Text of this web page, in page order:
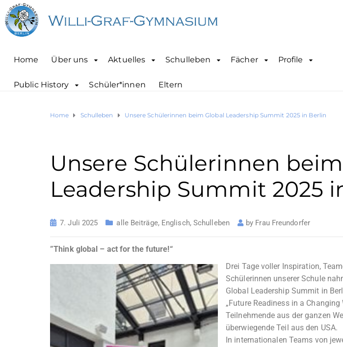
Home Über uns Aktuelles Schulleben Fächer Profile
Public History Schüler*innen Eltern
Home Schulleben Unsere Schülerinnen beim Global Leadership Summit 2025 in Berlin
Unsere Schülerinnen
Leadership Summit 2025
7. Juli 2025 alle Beiträge, Englisch, Schulleben by Frau Freundorfer
”Think global – act for the future!“
Drei Tage voller Inspiration,
Schülerinnen unserer Schule
Global Leadership Summit in
„Future Readiness in a
Teilnehmende aus der ganzen
überwiegende Teil aus den USA.
In internationalen Teams von